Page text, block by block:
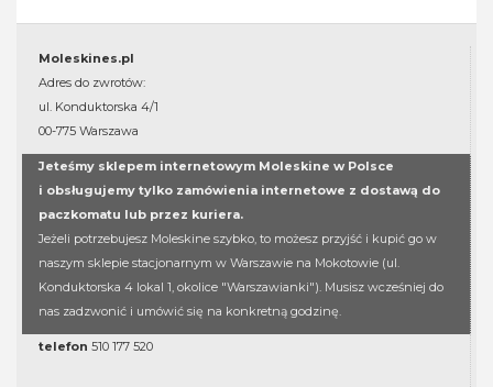
Moleskines.pl
Adres do zwrotów:
ul. Konduktorska 4/1
00-775 Warszawa
Jeteśmy sklepem internetowym Moleskine w Polsce
i obsługujemy tylko zamówienia internetowe z dostawą do
paczkomatu lub przez kuriera.
Jeżeli potrzebujesz Moleskine szybko, to możesz przyjść i kupić go w
naszym sklepie stacjonarnym w Warszawie na Mokotowie (ul.
Konduktorska 4 lokal 1, okolice "Warszawianki"). Musisz wcześniej do
nas zadzwonić i umówić się na konkretną godzinę.
telefon 510 177 520